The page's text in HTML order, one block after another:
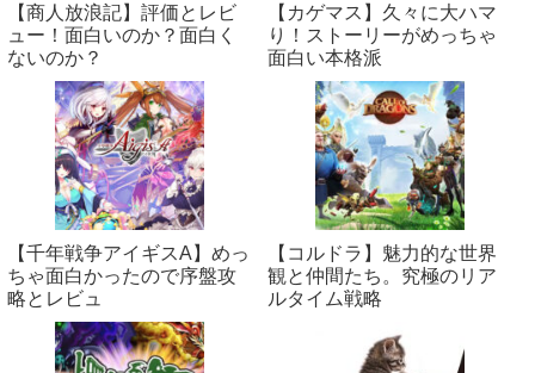
【商人放浪‪記】評価とレビ
ュー！面白いのか？面白く
ないのか？
【カゲマス】久々に大ハマ
り！ストーリーがめっちゃ
面白い本格派
【千年戦争アイギスA】めっ
ちゃ面白かったので序盤攻
略とレビュ
【コルドラ】魅力的な世界
観と仲間たち。究極のリア
ルタイム戦略